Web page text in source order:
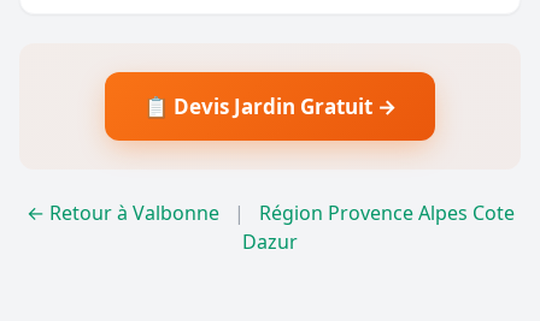
📋 Devis Jardin Gratuit →
← Retour à Valbonne |
Région Provence Alpes Cote
Dazur